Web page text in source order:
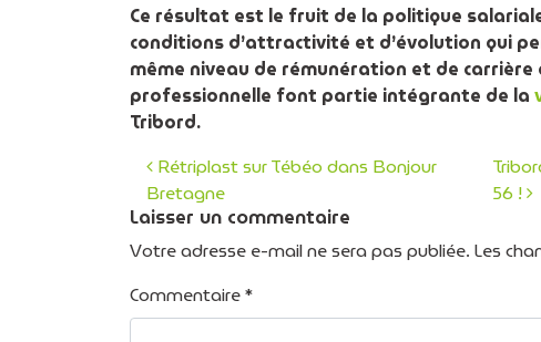
Ce résultat est le fruit de la politique
conditions d’attractivité et d’évolution qui
même niveau de rémunération et de carrière
professionnelle font partie intégrante de la
Tribord.
Navigation des
Rétriplast sur Tébéo dans Bonjour
Bretagne
56 !
Laisser un commentaire
Votre adresse e-mail ne sera pas publiée. Les
Commentaire*